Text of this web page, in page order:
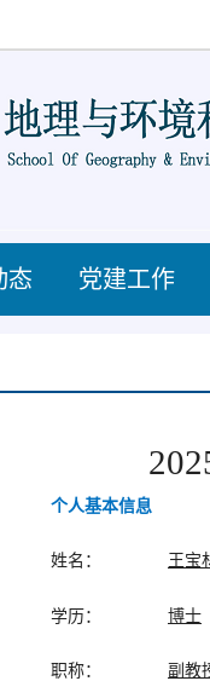
态 党建工作
个人基本信息
姓名： 王宝
学历： 博士
职称： 副教